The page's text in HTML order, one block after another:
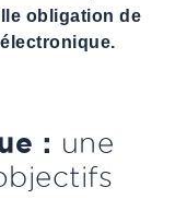
obligation de
: une